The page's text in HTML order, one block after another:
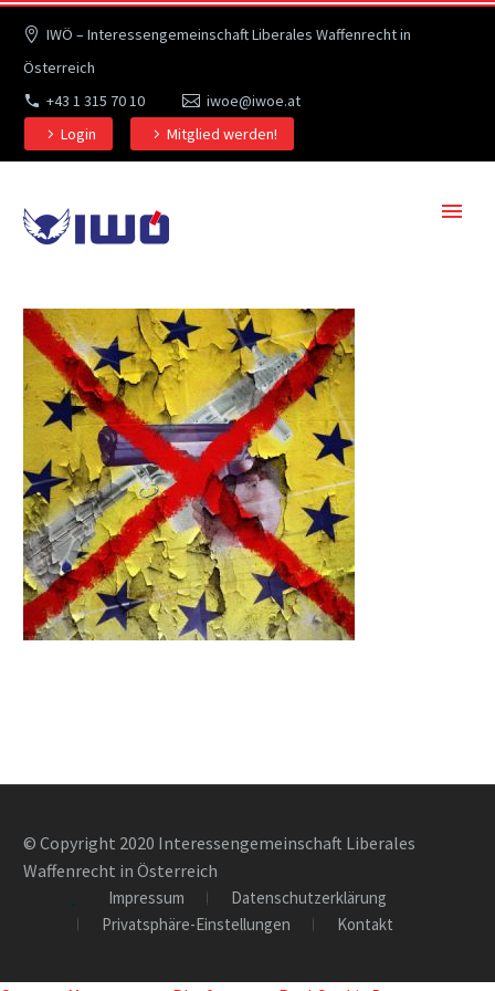
IWÖ – Interessengemeinschaft Liberales Waffenrecht in
Österreich
+43 1 315 70 10
iwoe@iwoe.at
Login
Mitglied werden!
© Copyright 2020 Interessengemeinschaft Liberales
Waffenrecht in Österreich
Impressum
Datenschutzerklärung
Privatsphäre-Einstellungen
Kontakt